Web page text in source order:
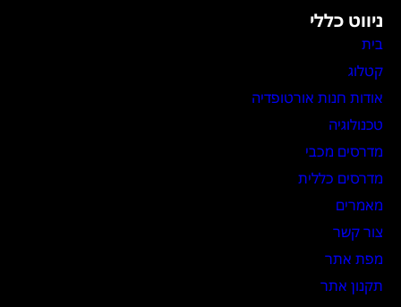
ניווט כללי
בית
קטלוג
אודות חנות אורטופדיה
טכנולוגיה
מדרסים מכבי
מדרסים כללית
מאמרים
צור קשר
מפת אתר
תקנון אתר